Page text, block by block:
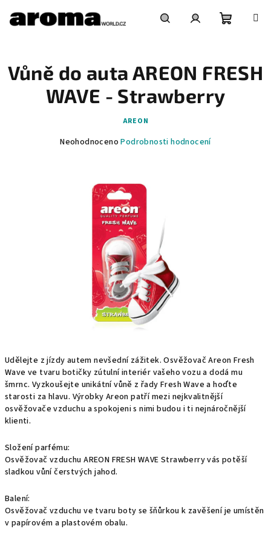
obsah
košík
Udělejte z jízdy autem nevšední zážitek. Osvěžovač Areon Fresh
Wave ve tvaru botičky zútulní interiér vašeho vozu a dodá mu
šmrnc. Vyzkoušejte unikátní vůně z řady Fresh Wave a hoďte
starosti za hlavu. Výrobky Areon patří mezi nejkvalitnější
osvěžovače vzduchu a spokojeni s nimi budou i ti nejnáročnější
klienti.
Složení parfému:
Osvěžovač vzduchu AREON FRESH WAVE Strawberry vás potěší
sladkou vůní čerstvých jahod.
Balení:
Osvěžovač vzduchu ve tvaru boty se šňůrkou k zavěšení je umístěn
v papírovém a plastovém obalu.
Vůně do auta AREON FRESH
WAVE - Strawberry
AREON
Průměrné
Neohodnoceno Podrobnosti hodnocení